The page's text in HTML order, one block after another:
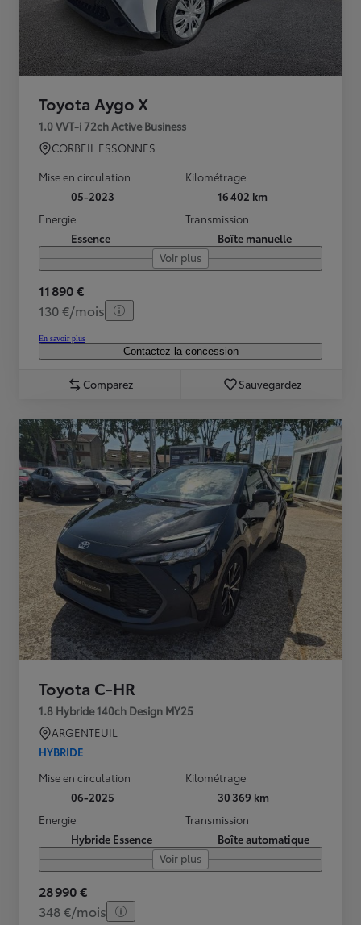
Toyota Aygo X
1.0 VVT-i 72ch Active Business
CORBEIL ESSONNES
Mise en circulation
05-2023
Kilométrage
16 402 km
Energie
Essence
Transmission
Boîte manuelle
Voir plus
11 890 €
130 €/mois
En savoir plus
Contactez la concession
Comparez Sauvegardez
Toyota C-HR
1.8 Hybride 140ch Design MY25
ARGENTEUIL
HYBRIDE
Mise en circulation
06-2025
Kilométrage
30 369 km
Energie
Hybride Essence
Transmission
Boîte automatique
Voir plus
28 990 €
348 €/mois